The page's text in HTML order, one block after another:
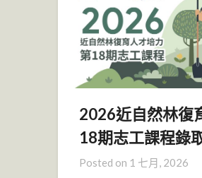
2026近自然林復
18期志工課程錄
Posted on 1 七月, 2026